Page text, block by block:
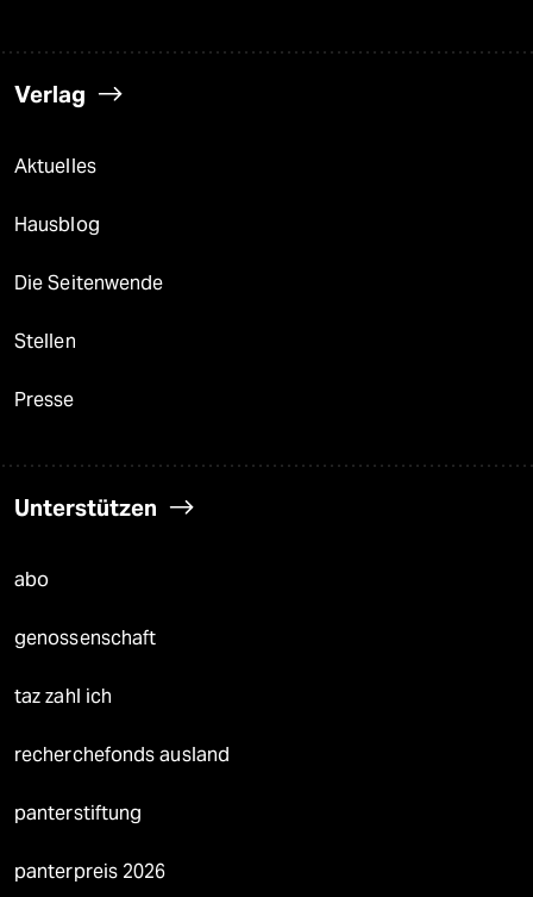
Verlag
Aktuelles
Hausblog
Die Seitenwende
Stellen
Presse
Unterstützen
abo
genossenschaft
taz zahl ich
recherchefonds ausland
panterstiftung
panterpreis 2026